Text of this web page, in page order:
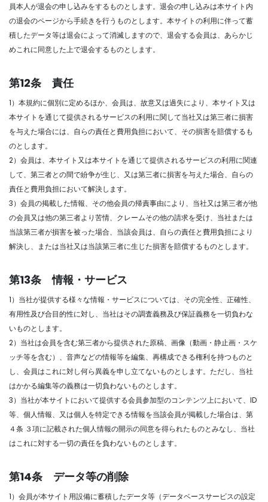
員本人が退会の申し込みをするものとします。退会の申し込みは本サイト内
の退会のページから手続きを行うものとします。本サイトの利用に伴って蓄
積したデータ等は退会によって消滅しますので、退会する会員は、あらかじ
めこれに同意した上で退会するものとします。
第12条 責任
1）本規約に個別に定めるほか、会員は、故意又は過失により、本サイト又は
本サイトを通じて提供されるサービスの利用に関して当社又は第三者に損害
を与えた場合には、自らの責任と費用負担において、その損害を賠償するも
のとします。
2）会員は、本サイト又は本サイトを通じて提供されるサービスの利用に関連
して、第三者との間で紛争が生じ、又は第三者に損害を与えた場合、自らの
責任と費用負担において解決します。
3）会員の掲載した情報、その他会員の帰責事由により、当社又は第三者が他
の会員又は他の第三者より苦情、クレームその他の請求を受け、当社または
当該第三者が損害を被った場合、当該会員は、自らの責任と費用負担により
解決し、または当社又は当該第三者に生じた損害を賠償するものとします。
第13条 情報・サービス
1）当社が提供する様々な情報・サービスについては、その完全性、正確性、
有用性及び合目的性に対し、当社はその調査義務及び保証義務を一切負わな
いものとします。
2）当社は会員を含む第三者から提供された原稿、画像（動画・静止画・スケ
ッチ等を含む）、音声などの情報等を編集、再構成できる権利を持つものと
し、会員はこれに対し何ら異義を申し立てないものとします。ただし、当社
はかかる編集等の義務は一切負わないものとします。
3）当社が本サイトにおいて提供する会員参加型のコンテンツ上において、ID
等、個人情報、又は個人を特定できる情報を当該会員が掲載した場合は、第
４条 ３項に記載された個人情報の開示の同意を得られたものとみなし、当社
はこれに対する一切の責任を負わないものとします。
第14条 データ等の削除
1）会員が本サイト用設備に蓄積したデータ等（データベースサービスの設定